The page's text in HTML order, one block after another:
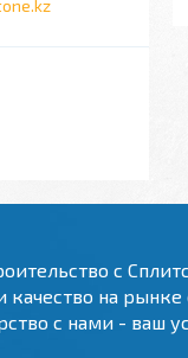
с
на
с нами - ваш